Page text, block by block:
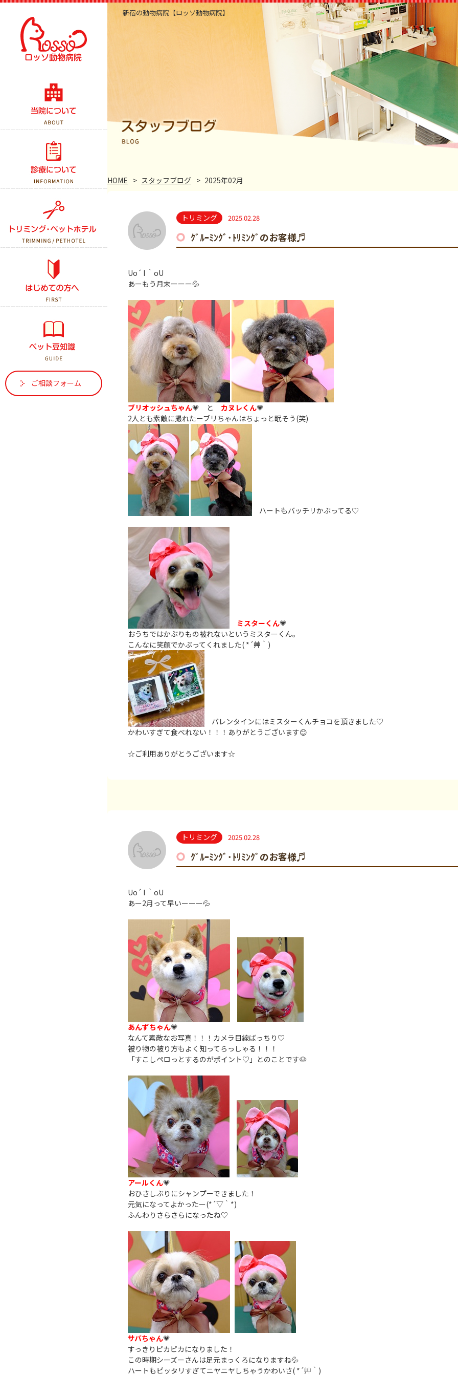
スタッフ紹介
よくある質問
診察案内
手術について
ペットホテル
はじめて犬を飼う方へ
はじめて猫を飼う方へ
ご相談フォーム
新宿の動物病院【ロッソ動物病院】
HOME スタッフブログ 2025年02月
トリミング 2025.02.28
ｸﾞﾙｰﾐﾝｸﾞ･ﾄﾘﾐﾝｸﾞのお客様♬
Uo´ I ｀oU
あーもう月末ーーー💦
ブリオッシュちゃん💗 と カヌレくん💗
2人とも素敵に撮れたーブリちゃんはちょっと眠そう(笑)
ハートもバッチリかぶってる♡
ミスターくん💗
おうちではかぶりもの被れないというミスターくん。
こんなに笑顔でかぶってくれました( *´艸｀)
バレンタインにはミスターくんチョコを頂きました♡
かわいすぎて食べれない！！！ありがとうございます😊
☆ご利用ありがとうございます☆
トリミング 2025.02.28
ｸﾞﾙｰﾐﾝｸﾞ･ﾄﾘﾐﾝｸﾞのお客様♬
Uo´ I ｀oU
あー2月って早いーーー💦
あんずちゃん💗
なんて素敵なお写真！！！カメラ目線ばっちり♡
被り物の被り方もよく知ってらっしゃる！！！
「すこしペロっとするのがポイント♡」とのことです🐶
アールくん💗
おひさしぶりにシャンプーできました！
元気になってよかったー(*´▽｀*)
ふんわりさらさらになったね♡
サバちゃん💗
すっきりピカピカになりました！
この時期シーズーさんは足元まっくろになりますね💦
ハートもピッタリすぎてニヤニヤしちゃうかわいさ( *´艸｀)